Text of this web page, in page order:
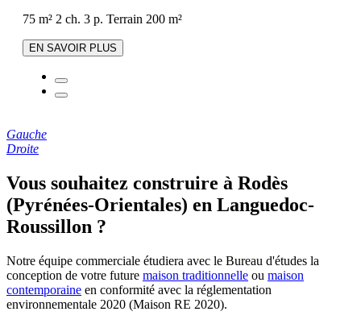
75 m² 2 ch. 3 p. Terrain 200 m²
EN SAVOIR PLUS
Gauche
Droite
Vous souhaitez construire à Rodès
(Pyrénées-Orientales) en Languedoc-
Roussillon ?
Notre équipe commerciale étudiera avec le Bureau d'études la
conception de votre future maison traditionnelle ou maison
contemporaine en conformité avec la réglementation
environnementale 2020 (Maison RE 2020).